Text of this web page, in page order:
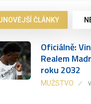
ČLÁNKY
Oficiálně:
Realem
roku 2032
MUŽSTVO